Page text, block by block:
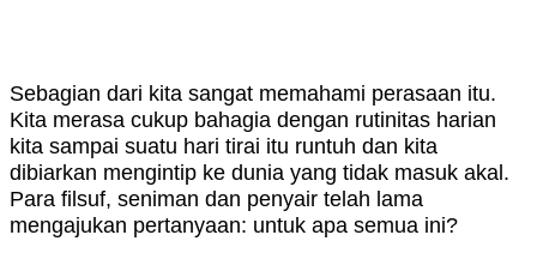
Sebagian dari kita sangat memahami perasaan itu.
Kita merasa cukup bahagia dengan rutinitas harian
kita sampai suatu hari tirai itu runtuh dan kita
dibiarkan mengintip ke dunia yang tidak masuk akal.
Para filsuf, seniman dan penyair telah lama
mengajukan pertanyaan: untuk apa semua ini?